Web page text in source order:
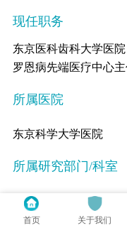
现任职务
东京医科齿科大学医
罗恩病先端医疗中心
所属医院
东京科学大学医院
所属研究部门/科室
消化内科
首页 关于我们